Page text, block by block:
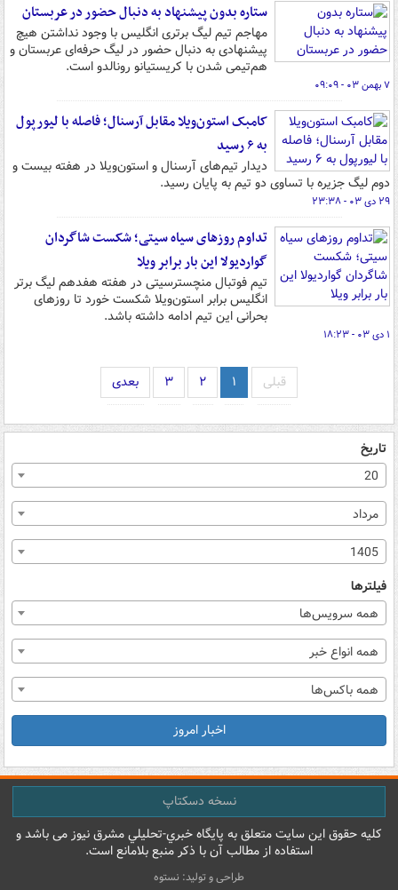
ستاره بدون پیشنهاد به دنبال حضور در عربستان
مهاجم تیم لیگ برتری انگلیس با وجود نداشتن هیچ
پیشنهادی به دنبال حضور در لیگ حرفه‌ای عربستان و
هم‌تیمی شدن با کریستیانو رونالدو است.
۷ بهمن ۰۳ - ۰۹:۰۹
کامبک استون‌ویلا مقابل آرسنال؛ فاصله با لیورپول
به ۶ رسید
دیدار تیم‌های آرسنال و استون‌ویلا در هفته بیست و
دوم لیگ جزیره با تساوی دو تیم به پایان رسید.
۲۹ دی ۰۳ - ۲۳:۳۸
تداوم روزهای سیاه سیتی؛ شکست شاگردان
گواردیولا این بار برابر ویلا
تیم فوتبال منچسترسیتی در هفته هفدهم لیگ برتر
انگلیس برابر استون‌ویلا شکست خورد تا روزهای
بحرانی این تیم ادامه داشته باشد.
۱ دی ۰۳ - ۱۸:۲۳
قبلی ۱ ۲ ۳ بعدی
تاریخ
20
مرداد
1405
فیلترها
همه سرویس‌ها
همه انواع خبر
همه باکس‌ها
اخبار امروز
نسخه دسکتاپ
کليه حقوق اين سايت متعلق به پایگاه خبري-تحليلي مشرق نيوز می باشد و
استفاده از مطالب آن با ذکر منبع بلامانع است.
طراحی و تولید: نستوه